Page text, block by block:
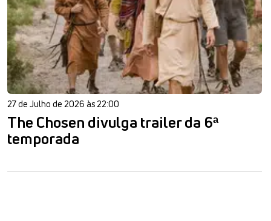
27 de Julho de 2026 às 22:00
The Chosen divulga trailer da 6ª
temporada